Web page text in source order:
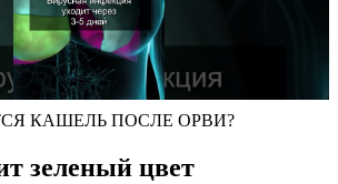
КАШЕЛЬ ПОСЛЕ ОРВИ?
зеленый цвет